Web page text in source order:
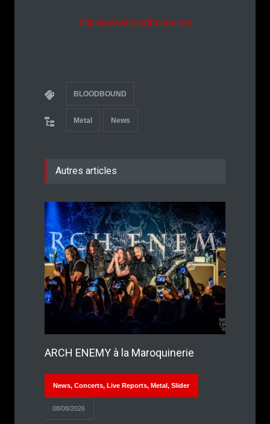
http://www.bloodbound.se/
BLOODBOUND
Metal News
Autres articles
ARCH ENEMY à la Maroquinerie
News, Concerts, Live Reports, Metal, Slider
08/08/2026